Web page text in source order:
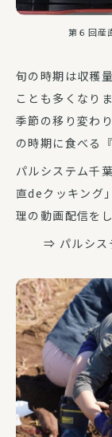
第６回産
旬の時期は収穫
ことも多くなり
季節の移り変わ
の時期に食べる
パルシステム千
直deクッキング
理の動画配信を
⇒ パルシステ